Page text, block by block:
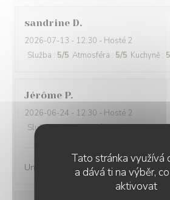
Tato stránka využívá
a dává ti na výběr,
aktivovat
sandrine D
2026-07-13 - 12:30 - Hosté 2
Služba : 5/5 Atmosféra : 5/5 Kuchyně : 5
Jérôme P
2026-06-24 - 12:30 - Hosté 2
Služba:4/5 Atmosféra:4/5 Kuchyně:4
Un bon restaurant, un service